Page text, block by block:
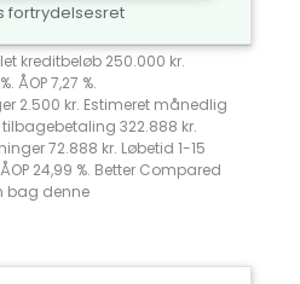
fortrydelsesret
kreditbeløb 250.000 kr.
ÅOP 7,27 %.
2.500 kr. Estimeret månedlig
322.888 kr.
72.888 kr. Løbetid 1-15
24,99 %. Better Compared
bag denne